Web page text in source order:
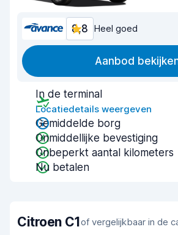
8,8 Heel goed
Aanbod
In de terminal
Locatiedetails weergeven
Gemiddelde borg
Onmiddellijke bevestiging
Onbeperkt aantal kilometers
Nu betalen
Citroen C1of vergelijkbaar in de